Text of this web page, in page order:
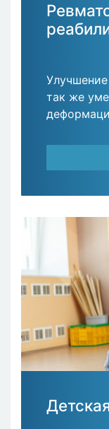
так же